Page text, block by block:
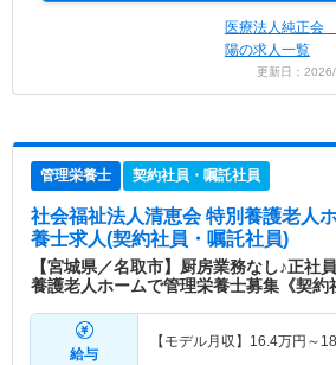
医療法人純正会
陽の求人一覧
更新日：
管理栄養士 契約社員・嘱託社員
社会福祉法人清恵会 特別養護老人
養士求人(契約社員・嘱託社員)
【宮城県／名取市】厨房業務なし♪正社
養護老人ホームで管理栄養士募集《契約
給与
【モデル月収】 16.4万円～